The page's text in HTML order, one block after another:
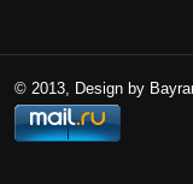
© 2013, Design by